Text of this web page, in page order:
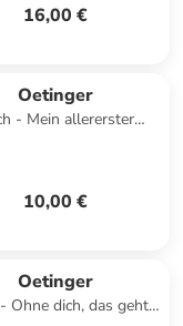
16,00 €
Oetinger
- Mein allererster
10,00 €
Oetinger
Ohne dich, das geht